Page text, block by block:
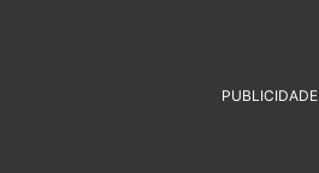
PUBLICIDADE